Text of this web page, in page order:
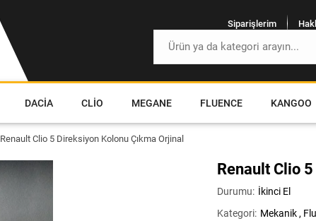
Siparişlerim
DACIA CLIO MEGANE FLUENCE KANGOO
Renault Clio 5 Direksiyon Kolonu Çıkma Orjinal
Renault Clio
Durumu: İkinci El
Kategori: Mekanik ,